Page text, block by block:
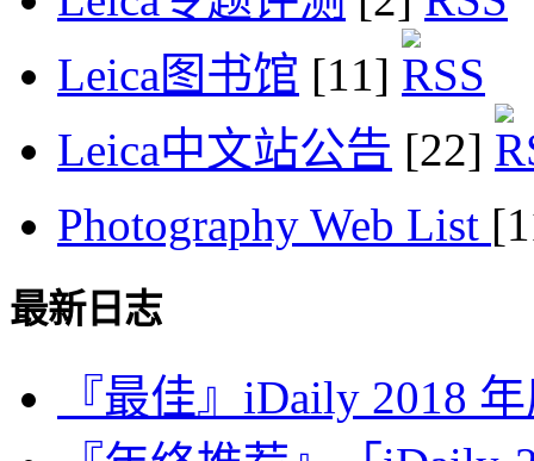
Leica图书馆 [11]
Leica中文站公告 [22]
Photography Web List
最新日志
『最佳』iDaily 2018